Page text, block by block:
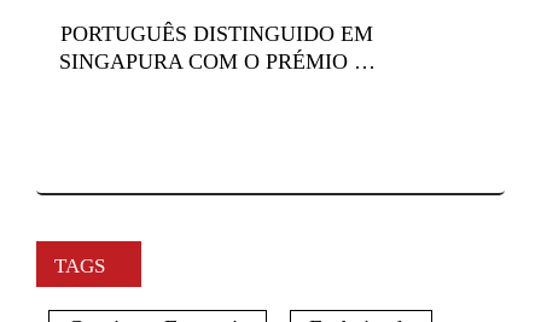
PORTUGUÊS DISTINGUIDO EM
SINGAPURA COM O PRÉMIO …
TAGS